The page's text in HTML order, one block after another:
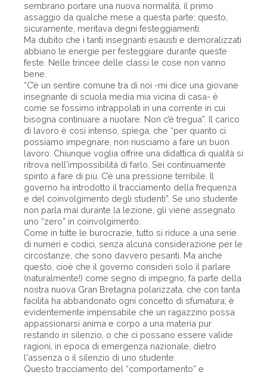
sembrano portare una nuova normalità, il primo
assaggio da qualche mese a questa parte; questo,
sicuramente, meritava degni festeggiamenti.
Ma dubito che i tanti insegnanti esausti e demoralizzati
abbiano le energie per festeggiare durante queste
feste. Nelle trincee delle classi le cose non vanno
bene.
“C’è un sentire comune tra di noi -mi dice una giovane
insegnante di scuola media mia vicina di casa- è
come se fossimo intrappolati in una corrente in cui
bisogna continuare a nuotare. Non c’è tregua”. Il carico
di lavoro è così intenso, spiega, che “per quanto ci
possiamo impegnare, non riusciamo a fare un buon
lavoro. Chiunque voglia offrire una didattica di qualità si
ritrova nell'impossibilità di farlo. Sei continuamente
spinto a fare di più. C’è una pressione terribile. Il
governo ha introdotto il tracciamento della frequenza
e del coinvolgimento degli studenti”. Se uno studente
non parla mai durante la lezione, gli viene assegnato
uno “zero” in coinvolgimento.
Come in tutte le burocrazie, tutto si riduce a una serie
di numeri e codici, senza alcuna considerazione per le
circostanze, che sono davvero pesanti. Ma anche
questo, cioè che il governo consideri solo il parlare
(naturalmente!) come segno di impegno, fa parte della
nostra nuova Gran Bretagna polarizzata, che con tanta
facilità ha abbandonato ogni concetto di sfumatura; è
evidentemente impensabile che un ragazzino possa
appassionarsi anima e corpo a una materia pur
restando in silenzio, o che ci possano essere valide
ragioni, in epoca di emergenza nazionale, dietro
l'assenza o il silenzio di uno studente.
Questo tracciamento del “comportamento” e